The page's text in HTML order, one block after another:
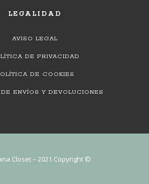
LEGALIDAD
AVISO LEGAL
DE PRIVACIDAD
DE COOKIES
ENVÍOS Y DEVOLUCIONES
Closet – 2021 Copyright ©